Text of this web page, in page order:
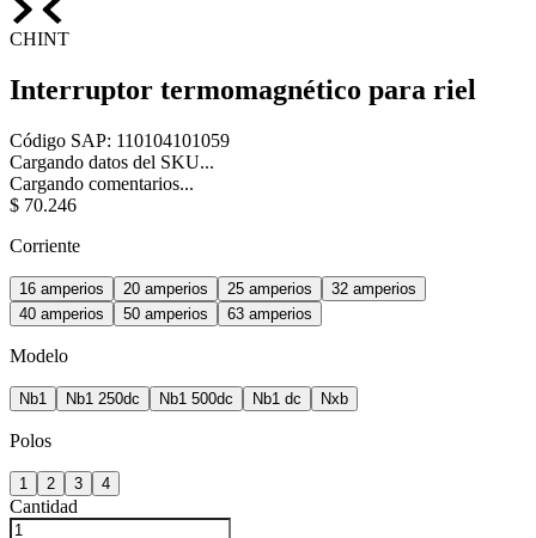
CHINT
Interruptor termomagnético para riel
Código SAP: 110104101059
Cargando datos del SKU...
Cargando comentarios...
$ 70.246
Corriente
16 amperios 20 amperios 25 amperios
32 amperios
40 amperios
50 amperios 63 amperios
Modelo
Nb1 Nb1 250dc Nb1 500dc Nb1 dc Nxb
Polos
1 2 3 4
Cantidad